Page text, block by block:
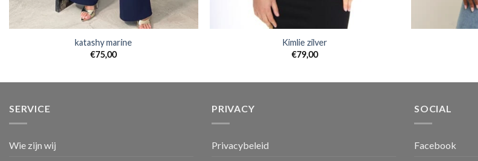
katashy marine
€75,00
Kimlie zilver
€79,00
SERVICE
Wie zijn wij
PRIVACY
Privacybeleid
SOCIAL
Facebook